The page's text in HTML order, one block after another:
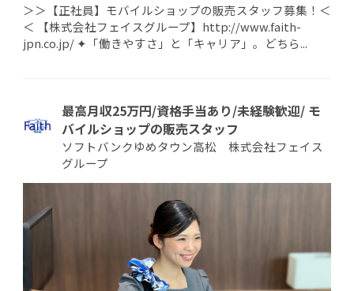
＞＞【正社員】モバイルショップの販売スタッフ募集！＜
＜ 【株式会社フェイスグループ】http://www.faith-
jpn.co.jp/ ✦「働きやすさ」と「キャリア」。どちら...
最高月収25万円/資格手当あり/未経験歓迎/ モ
バイルショップの販売スタッフ
ソフトバンクゆめタウン高松 株式会社フェイス
グループ